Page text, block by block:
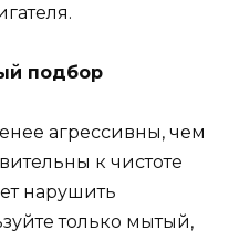
подбор
агрессивны, чем
к чистоте
нарушить
только мытый,